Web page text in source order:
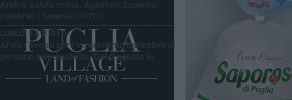
LUNEDÌ 3 AGOSTO
Al via l’avviso per l’inserimento lavorativo di
persone con disabilità. Dal 5 agosto le